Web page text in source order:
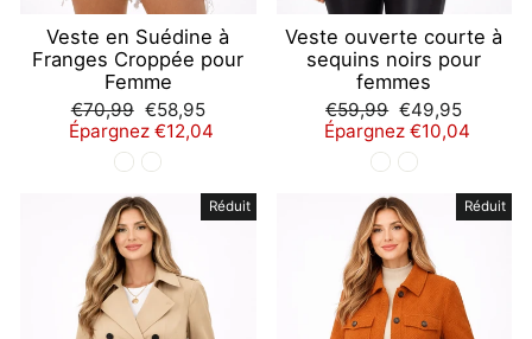
Veste en Suédine à
Franges Croppée pour
Femme
Prix
régulier
€70,99 Prix
réduit
€58,95
Épargnez €12,04
Veste ouverte courte à
sequins noirs pour
femmes
Prix
régulier
€59,99 Prix
réduit
€49,95
Épargnez €10,04
Réduit Réduit